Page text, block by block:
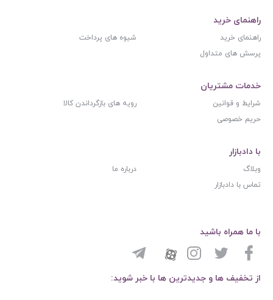
راهنمای خرید
راهنمای خرید
شیوه های پرداخت
پرسش های متداول
خدمات مشتریان
شرایط و قوانین
رویه های بازگرداندن کالا
حریم خصوصی
با دادبازار
وبلاگ
درباره ما
تماس با دادبازار
از تخفیف ها و جدیدترین ها با خبر شوید:
با ما همراه باشید